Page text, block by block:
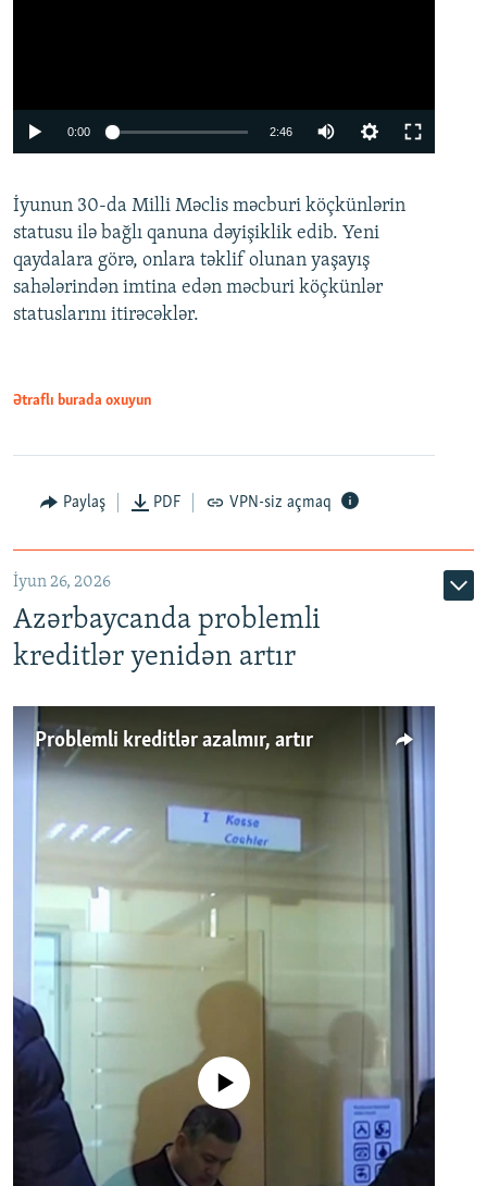
Auto 240p 360p 480p
720p 1080p
0:00 2:46
360p
480p
720p
İyunun 30-da Milli Məclis məcburi köçkünlərin
statusu ilə bağlı qanuna dəyişiklik edib. Yeni
qaydalara görə, onlara təklif olunan yaşayış
sahələrindən imtina edən məcburi köçkünlər
statuslarını itirəcəklər.
Ətraflı burada oxuyun
Paylaş PDF VPN-siz açmaq
İyun 26, 2026
Azərbaycanda problemli
kreditlər yenidən artır
Problemli kreditlər azalmır, artır
No media source currently available